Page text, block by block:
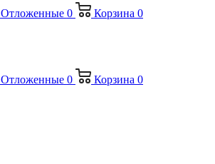
Отложенные 0 Корзина 0
Отложенные 0 Корзина 0